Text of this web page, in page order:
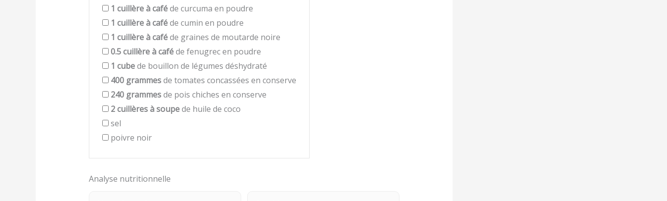
1 cuillère à caféde curcuma en poudre
1 cuillère à caféde cumin en poudre
1 cuillère à caféde graines de moutarde noire
0.5cuillère à caféde fenugrec en poudre
1 cubede bouillon de légumes déshydraté
400 grammesde tomates concassées en conserve
240 grammesde pois chiches en conserve
2cuillères à soupede huile de coco
sel
poivre noir
Analyse nutritionnelle